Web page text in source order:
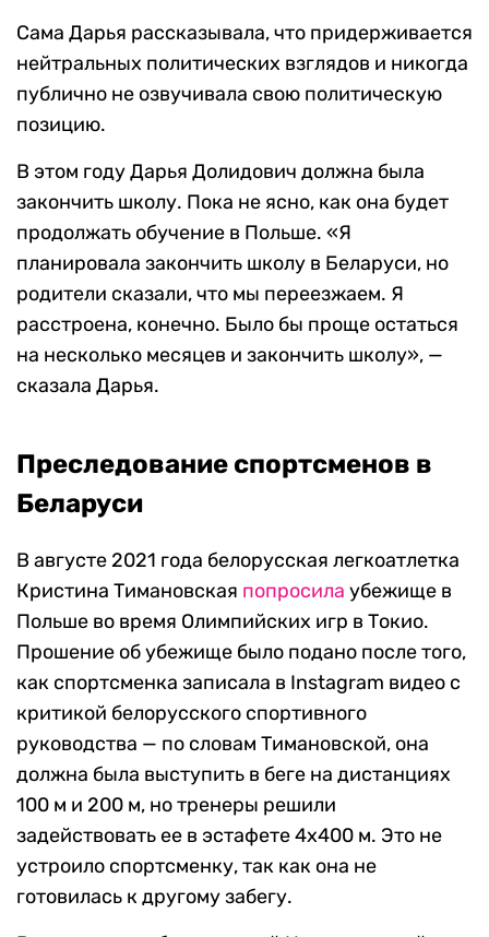
Сама Дарья рассказывала, что придерживается
нейтральных политических взглядов и никогда
публично не озвучивала свою политическую
позицию.
В этом году Дарья Долидович должна была
закончить школу. Пока не ясно, как она будет
продолжать обучение в Польше. «Я
планировала закончить школу в Беларуси, но
родители сказали, что мы переезжаем. Я
расстроена, конечно. Было бы проще остаться
на несколько месяцев и закончить школу», —
сказала Дарья.
Преследование спортсменов в
Беларуси
В августе 2021 года белорусская легкоатлетка
Кристина Тимановская попросила убежище в
Польше во время Олимпийских игр в Токио.
Прошение об убежище было подано после того,
как спортсменка записала в Instagram видео с
критикой белорусского спортивного
руководства — по словам Тимановской, она
должна была выступить в беге на дистанциях
100 м и 200 м, но тренеры решили
задействовать ее в эстафете 4х400 м. Это не
устроило спортсменку, так как она не
готовилась к другому забегу.